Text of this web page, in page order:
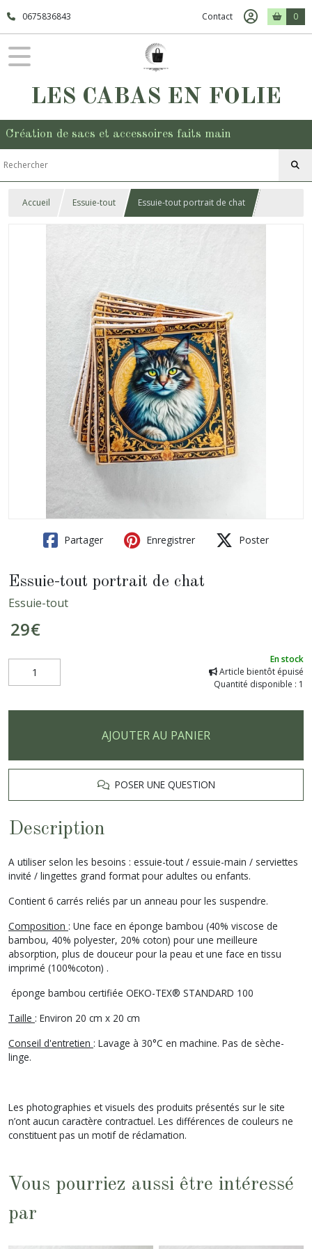
0675836843 Contact 0
LES CABAS EN FOLIE
Création de sacs et accessoires faits main
Accueil Essuie-tout Essuie-tout portrait de chat
Partager Enregistrer Poster
Essuie-tout portrait de chat
Essuie-tout
29€
En stock
Article bientôt épuisé
Quantité disponible : 1
AJOUTER AU PANIER
POSER UNE QUESTION
Description
A utiliser selon les besoins : essuie-tout / essuie-main / serviettes
invité / lingettes grand format pour adultes ou enfants.
Contient 6 carrés reliés par un anneau pour les suspendre.
Composition : Une face en éponge bambou (40% viscose de
bambou, 40% polyester, 20% coton) pour une meilleure
absorption, plus de douceur pour la peau et une face en tissu
imprimé (100%coton) .
éponge bambou certifiée OEKO-TEX® STANDARD 100
Taille : Environ 20 cm x 20 cm
Conseil d'entretien : Lavage à 30°C en machine. Pas de sèche-
linge.
Les photographies et visuels des produits présentés sur le site
n’ont aucun caractère contractuel. Les différences de couleurs ne
constituent pas un motif de réclamation.
Vous pourriez aussi être intéressé
par